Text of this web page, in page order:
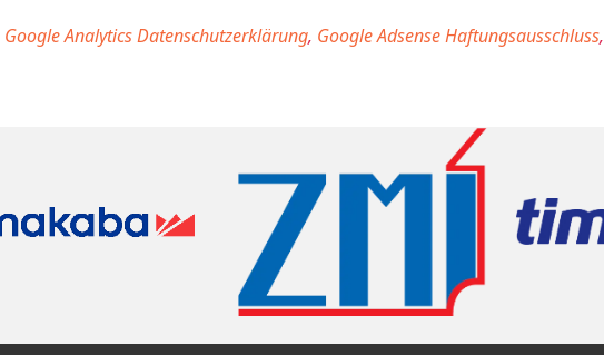
Google Analytics Datenschutzerklärung, Google Adsense Haftungsausschluss,